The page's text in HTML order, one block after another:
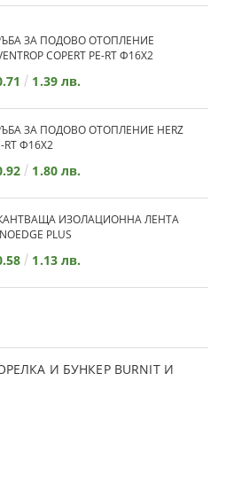
ЗА ПОДОВО ОТОПЛЕНИЕ
COPERT PE-RT Ф16Х2
1.39 лв.
ЗА ПОДОВО ОТОПЛЕНИЕ HERZ
RT Ф16Х2
1.80 лв.
ИЗОЛАЦИОННА ЛЕНТА
PLUS
1.13 лв.
И БУНКЕР BURNIT И